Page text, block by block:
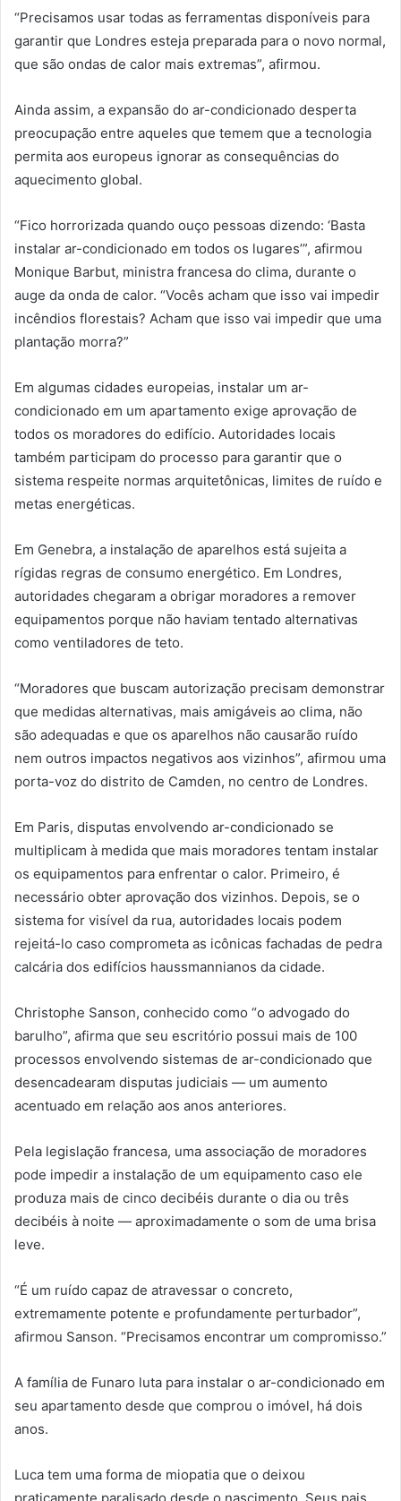
“Precisamos usar todas as ferramentas disponíveis para
garantir que Londres esteja preparada para o novo normal,
que são ondas de calor mais extremas”, afirmou.
Ainda assim, a expansão do ar-condicionado desperta
preocupação entre aqueles que temem que a tecnologia
permita aos europeus ignorar as consequências do
aquecimento global.
“Fico horrorizada quando ouço pessoas dizendo: ‘Basta
instalar ar-condicionado em todos os lugares’”, afirmou
Monique Barbut, ministra francesa do clima, durante o
auge da onda de calor. “Vocês acham que isso vai impedir
incêndios florestais? Acham que isso vai impedir que uma
plantação morra?”
Em algumas cidades europeias, instalar um ar-
condicionado em um apartamento exige aprovação de
todos os moradores do edifício. Autoridades locais
também participam do processo para garantir que o
sistema respeite normas arquitetônicas, limites de ruído e
metas energéticas.
Em Genebra, a instalação de aparelhos está sujeita a
rígidas regras de consumo energético. Em Londres,
autoridades chegaram a obrigar moradores a remover
equipamentos porque não haviam tentado alternativas
como ventiladores de teto.
“Moradores que buscam autorização precisam demonstrar
que medidas alternativas, mais amigáveis ao clima, não
são adequadas e que os aparelhos não causarão ruído
nem outros impactos negativos aos vizinhos”, afirmou uma
porta-voz do distrito de Camden, no centro de Londres.
Em Paris, disputas envolvendo ar-condicionado se
multiplicam à medida que mais moradores tentam instalar
os equipamentos para enfrentar o calor. Primeiro, é
necessário obter aprovação dos vizinhos. Depois, se o
sistema for visível da rua, autoridades locais podem
rejeitá-lo caso comprometa as icônicas fachadas de pedra
calcária dos edifícios haussmannianos da cidade.
Christophe Sanson, conhecido como “o advogado do
barulho”, afirma que seu escritório possui mais de 100
processos envolvendo sistemas de ar-condicionado que
desencadearam disputas judiciais — um aumento
acentuado em relação aos anos anteriores.
Pela legislação francesa, uma associação de moradores
pode impedir a instalação de um equipamento caso ele
produza mais de cinco decibéis durante o dia ou três
decibéis à noite — aproximadamente o som de uma brisa
leve.
“É um ruído capaz de atravessar o concreto,
extremamente potente e profundamente perturbador”,
afirmou Sanson. “Precisamos encontrar um compromisso.”
A família de Funaro luta para instalar o ar-condicionado em
seu apartamento desde que comprou o imóvel, há dois
anos.
Luca tem uma forma de miopatia que o deixou